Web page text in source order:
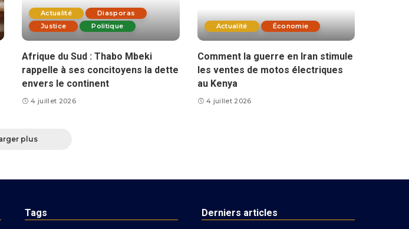
Actualité
Diasporas
Justice
Politique
Afrique du Sud : Thabo Mbeki
rappelle à ses concitoyens la dette
envers le continent
4 juillet 2026
Actualité Économie
Comment la guerre en Iran stimule
les ventes de motos électriques
au Kenya
4 juillet 2026
plus
Tags Derniers articles